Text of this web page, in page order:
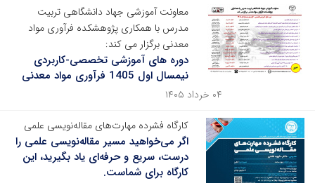
معاونت آموزشی جهاد دانشگاهی تربیت
مدرس با همکاری پژوهشکده فرآوری مواد
معدنی برگزار می کند:
دوره های آموزشی تخصصی-کاربردی
نیمسال اول 1405 فرآوری مواد معدنی
۰۴ خرداد ۱۴۰۵
کارگاه فشرده مهارت‌های مقاله‌نویسی علمی
اگر می‌خواهید مسیر مقاله‌نویسی علمی را
درست، سریع و حرفه‌ای یاد بگیرید، این
کارگاه برای شماست.